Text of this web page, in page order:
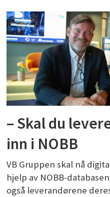
– Skal du
inn i NOBB
VB Gruppen skal nå
hjelp av NOBB-
også leverandørene